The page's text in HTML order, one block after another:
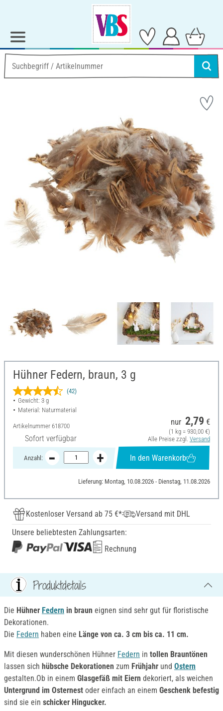
Hühner Federn, braun, 3 g
(42)
Gewicht: 3 g
Material: Naturmaterial
Artikelnummer 618700
Sofort verfügbar
nur 2,79 €
(1 kg = 930,00 €)
Alle Preise zzgl. Versand
Anzahl: In den Warenkorb
Lieferung: Montag, 10.08.2026 - Dienstag, 11.08.2026
Kostenloser Versand ab 75 €*
Versand mit DHL
Unsere beliebtesten Zahlungsarten:
Rechnung
Produktdetails
Die Hühner Federn in braun eignen sind sehr gut für floristische
Dekorationen.
Die Federn haben eine Länge von ca. 3 cm bis ca. 11 cm.
Mit diesen wunderschönen Hühner Federn in tollen Brauntönen
lassen sich hübsche Dekorationen zum Frühjahr und Ostern
gestalten.Ob in einem Glasgefäß mit Eiern dekoriert, als weichen
Untergrund im Osternest oder einfach an einem Geschenk befestig
sind sie ein schicker Hingucker.